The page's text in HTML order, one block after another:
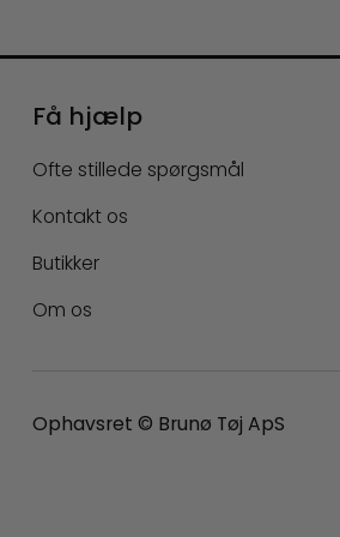
Få hjælp
Ofte stillede spørgsmål
Kontakt os
Butikker
Om os
Ophavsret © Brunø Tøj ApS